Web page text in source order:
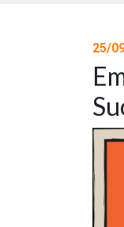
25/